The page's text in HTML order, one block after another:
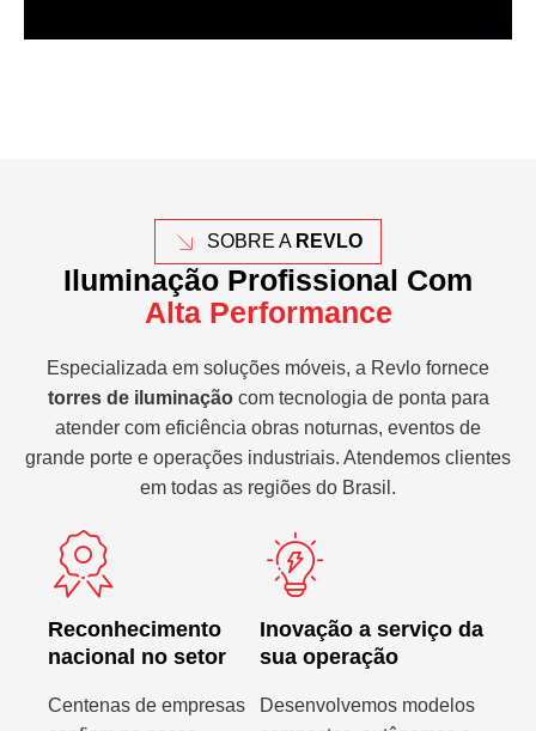
SOBRE A REVLO
Iluminação Profissional Com
Alta Performance
Especializada em soluções móveis, a Revlo fornece
torres de iluminaçãocom tecnologia de ponta para
atender com eficiência obras noturnas, eventos de
grande porte e operações industriais. Atendemos clientes
em todas as regiões do Brasil.
Reconhecimento
nacional no setor
Centenas de empresas
Inovação a serviço da
sua operação
Desenvolvemos modelos